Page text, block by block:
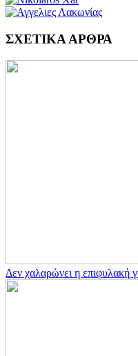
ΣΧΕΤΙΚΑ ΑΡΘΡΑ
Δεν χαλαρώνει η επιφυλακή